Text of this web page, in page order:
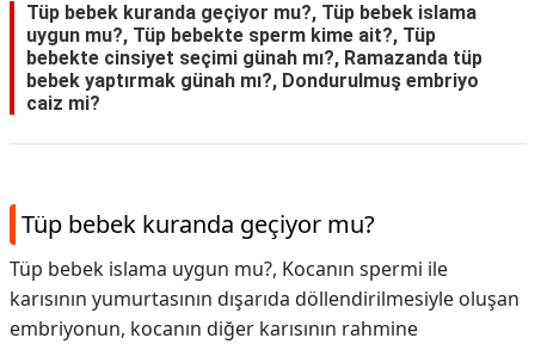
Tüp bebek kuranda geçiyor mu?, Tüp bebek islama
uygun mu?, Tüp bebekte sperm kime ait?, Tüp
bebekte cinsiyet seçimi günah mı?, Ramazanda tüp
bebek yaptırmak günah mı?, Dondurulmuş embriyo
caiz mi?
Tüp bebek kuranda geçiyor mu?
Tüp bebek islama uygun mu?, Kocanın spermi ile
karısının yumurtasının dışarıda döllendirilmesiyle oluşan
embriyonun, kocanın diğer karısının rahmine